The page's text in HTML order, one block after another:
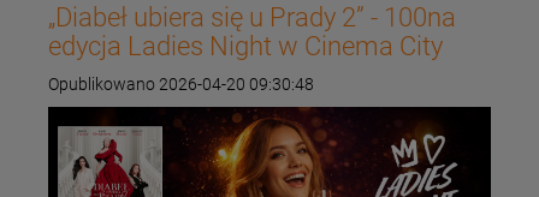
„Diabeł ubiera się u Prady 2” - 100na
edycja Ladies Night w Cinema City
Opublikowano 2026-04-20 09:30:48